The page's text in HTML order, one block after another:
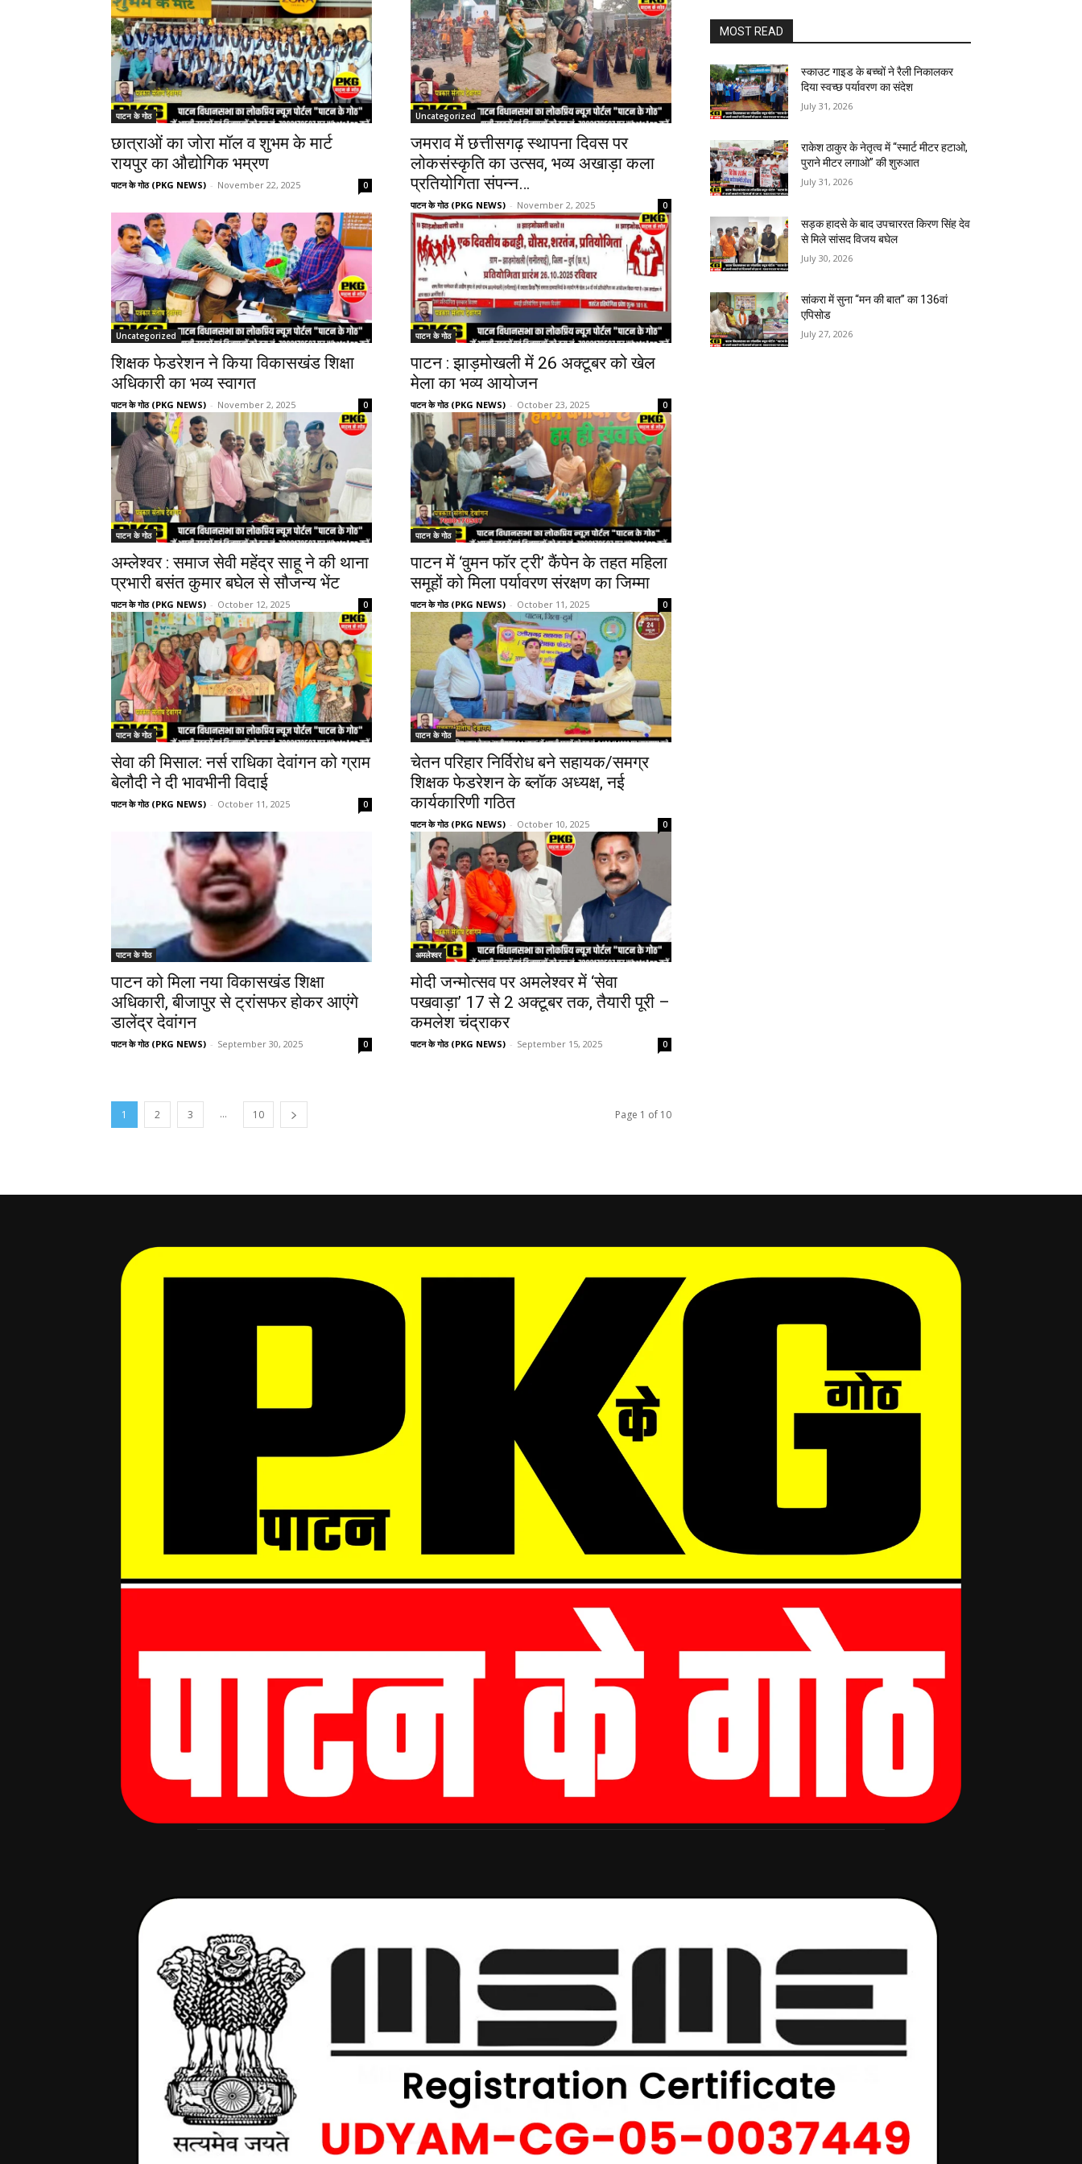
पाटन के गोठ
छात्राओं का जोरा मॉल व शुभम के मार्ट
रायपुर का औद्योगिक भम्रण
पाटन के गोठ (PKG NEWS) - November 22, 2025 0
Uncategorized
जमराव में छत्तीसगढ़ स्थापना दिवस पर
लोकसंस्कृति का उत्सव, भव्य अखाड़ा कला
प्रतियोगिता संपन्न…
पाटन के गोठ (PKG NEWS) - November 2, 2025 0
Uncategorized
शिक्षक फेडरेशन ने किया विकासखंड शिक्षा
अधिकारी का भव्य स्वागत
पाटन के गोठ (PKG NEWS) - November 2, 2025 0
पाटन के गोठ
पाटन : झाड़मोखली में 26 अक्टूबर को खेल
मेला का भव्य आयोजन
पाटन के गोठ (PKG NEWS) - October 23, 2025 0
पाटन के गोठ
अम्लेश्वर : समाज सेवी महेंद्र साहू ने की थाना
प्रभारी बसंत कुमार बघेल से सौजन्य भेंट
पाटन के गोठ (PKG NEWS) - October 12, 2025 0
पाटन के गोठ
पाटन में ‘वुमन फॉर ट्री’ कैंपेन के तहत महिला
समूहों को मिला पर्यावरण संरक्षण का जिम्मा
पाटन के गोठ (PKG NEWS) - October 11, 2025 0
पाटन के गोठ
सेवा की मिसाल: नर्स राधिका देवांगन को ग्राम
बेलौदी ने दी भावभीनी विदाई
पाटन के गोठ (PKG NEWS) - October 11, 2025 0
पाटन के गोठ
चेतन परिहार निर्विरोध बने सहायक/समग्र
शिक्षक फेडरेशन के ब्लॉक अध्यक्ष, नई
कार्यकारिणी गठित
पाटन के गोठ (PKG NEWS) - October 10, 2025 0
पाटन के गोठ
पाटन को मिला नया विकासखंड शिक्षा
अधिकारी, बीजापुर से ट्रांसफर होकर आएंगे
डालेंद्र देवांगन
पाटन के गोठ (PKG NEWS) - September 30, 2025 0
अमलेश्वर
मोदी जन्मोत्सव पर अमलेश्वर में ‘सेवा
पखवाड़ा’ 17 से 2 अक्टूबर तक, तैयारी पूरी –
कमलेश चंद्राकर
पाटन के गोठ (PKG NEWS) - September 15, 2025 0
1 2 3 ... 10 Page 1 of 10
MOST READ
स्काउट गाइड के बच्चों ने रैली निकालकर
दिया स्वच्छ पर्यावरण का संदेश
July 31, 2026
राकेश ठाकुर के नेतृत्व में “स्मार्ट मीटर हटाओ,
पुराने मीटर लगाओ” की शुरुआत
July 31, 2026
सड़क हादसे के बाद उपचाररत किरण सिंह देव
से मिले सांसद विजय बघेल
July 30, 2026
सांकरा में सुना “मन की बात” का 136वां
एपिसोड
July 27, 2026